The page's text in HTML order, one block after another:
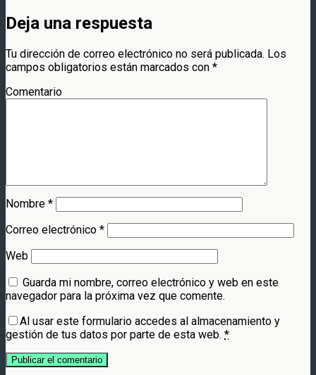
Deja una respuesta
Tu dirección de correo electrónico no será publicada. Los
campos obligatorios están marcados con *
Comentario
Nombre *
Correo electrónico *
Web
Guarda mi nombre, correo electrónico y web en este
navegador para la próxima vez que comente.
Al usar este formulario accedes al almacenamiento y
gestión de tus datos por parte de esta web. *